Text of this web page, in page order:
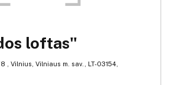
loftas"
, Vilnius, Vilniaus m. sav., LT-03154,